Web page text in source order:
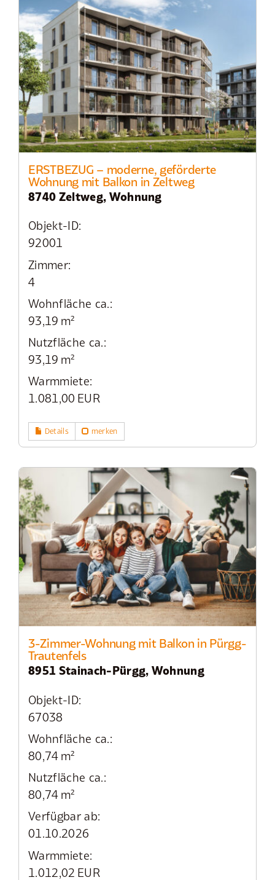
ERSTBEZUG – moderne, geförderte
Wohnung mit Balkon in Zeltweg
8740 Zeltweg, Wohnung
Objekt-ID:
92001
Zimmer:
4
Wohnfläche ca.:
93,19 m²
Nutzfläche ca.:
93,19 m²
Warmmiete:
1.081,00 EUR
Details merken
3-Zimmer-Wohnung mit Balkon in Pürgg-
Trautenfels
8951 Stainach-Pürgg, Wohnung
Objekt-ID:
67038
Wohnfläche ca.:
80,74 m²
Nutzfläche ca.:
80,74 m²
Verfügbar ab:
01.10.2026
Warmmiete:
1.012,02 EUR